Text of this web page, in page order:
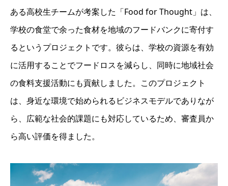
ある高校生チームが考案した「Food for Thought」は、
学校の食堂で余った食材を地域のフードバンクに寄付す
るというプロジェクトです。彼らは、学校の資源を有効
に活用することでフードロスを減らし、同時に地域社会
の食料支援活動にも貢献しました。このプロジェクト
は、身近な環境で始められるビジネスモデルでありなが
ら、広範な社会的課題にも対応しているため、審査員か
ら高い評価を得ました。